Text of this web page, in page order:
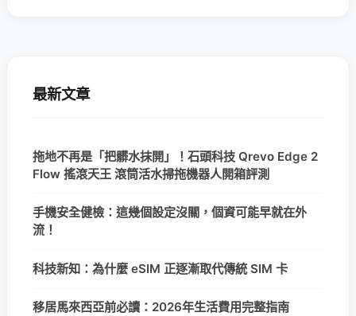
最新文章
拖地不再是「把髒水抹開」！石頭科技 Qrevo Edge 2
Flow 搖滾天王 滾筒活水掃拖機器人開箱評測
手機安全健檢：這幾個設定沒關，個資可能早就在外
流！
科技新知：為什麼 eSIM 正逐漸取代傳統 SIM 卡
移居馬來西亞前必讀：2026年生活費用完整指南